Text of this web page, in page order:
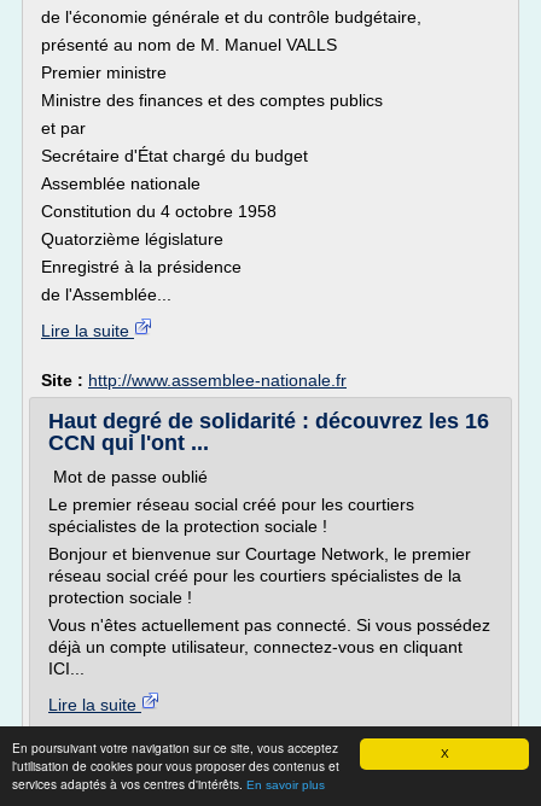
X
En poursuivant votre navigation sur ce site, vous acceptez
l'utilisation de cookies pour vous proposer des contenus et
services adaptés à vos centres d'intérêts. En savoir plus
de l'économie générale et du contrôle budgétaire,
présenté au nom de M. Manuel VALLS
Premier ministre
Ministre des finances et des comptes publics
et par
Secrétaire d'État chargé du budget
Assemblée nationale
Constitution du 4 octobre 1958
Quatorzième législature
Enregistré à la présidence
de l'Assemblée...
Lire la suite
Site : http://www.assemblee-nationale.fr
Haut degré de solidarité : découvrez les 16
CCN qui l'ont ...
Mot de passe oublié
Le premier réseau social créé pour les courtiers
spécialistes de la protection sociale !
Bonjour et bienvenue sur Courtage Network, le premier
réseau social créé pour les courtiers spécialistes de la
protection sociale !
Vous n'êtes actuellement pas connecté. Si vous possédez
déjà un compte utilisateur, connectez-vous en cliquant
ICI...
Lire la suite
Site :http://www.courtage-network.fr
Le projet législatif | Fondation IFRAP